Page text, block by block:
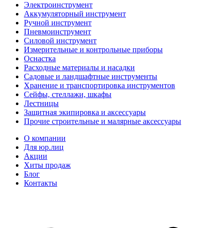
Электроинструмент
Аккумуляторный инструмент
Ручной инструмент
Пневмоинструмент
Силовой инструмент
Измерительные и контрольные приборы
Оснастка
Расходные материалы и насадки
Садовые и ландшафтные инструменты
Хранение и транспортировка инструментов
Сейфы, стеллажи, шкафы
Лестницы
Защитная экипировка и аксессуары
Прочие строительные и малярные аксессуары
О компании
Для юр.лиц
Акции
Хиты продаж
Блог
Контакты